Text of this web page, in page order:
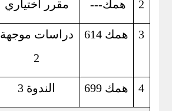
2 همك--- مقرر اختياري
3 همك 614
دراسات موجهة
2
4 همك 699 الندوة 3